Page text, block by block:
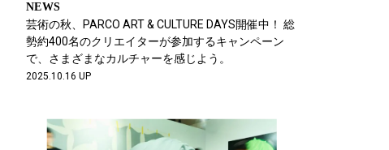
NEWS
芸術の秋、PARCO ART & CULTURE DAYS開催中！ 総
勢約400名のクリエイターが参加するキャンペーン
で、さまざまなカルチャーを感じよう。
2025.10.16 UP